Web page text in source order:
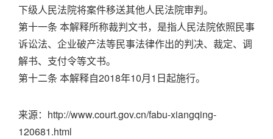
下级人民法院将案件移送其他人民法院审判。
第十一条 本解释所称裁判文书，是指人民法院依照民事
诉讼法、企业破产法等民事法律作出的判决、裁定、调
解书、支付令等文书。
第十二条 本解释自2018年10月1日起施行。
来源：http://www.court.gov.cn/fabu-xiangqing-
120681.html